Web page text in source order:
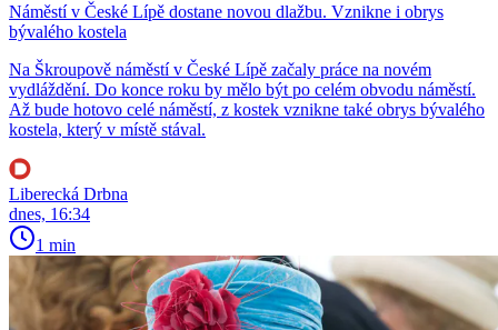
Náměstí v České Lípě dostane novou dlažbu. Vznikne i obrys
bývalého kostela
Na Škroupově náměstí v České Lípě začaly práce na novém
vydláždění. Do konce roku by mělo být po celém obvodu náměstí.
Až bude hotovo celé náměstí, z kostek vznikne také obrys bývalého
kostela, který v místě stával.
Liberecká Drbna
dnes, 16:34
1 min